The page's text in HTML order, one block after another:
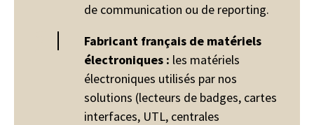
de communication ou de reporting.
Fabricant français de matériels
électroniques : les matériels
électroniques utilisés par nos
solutions (lecteurs de badges, cartes
interfaces, UTL, centrales